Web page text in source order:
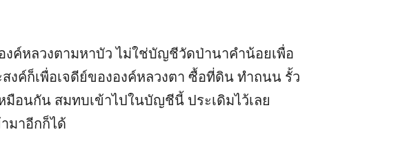
ค์หลวงตามหาบัว ไม่ใช่บัญชีวัดป่านาคำน้อยเพื่อ
ก็เพื่อเจดีย์ขององค์หลวงตา ซื้อที่ดิน ทำถนน รั้ว
อนกัน สมทบเข้าไปในบัญชีนี้ ประเดิมไว้เลย
มาอีกก็ได้